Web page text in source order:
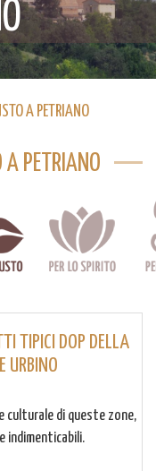
A PETRIANO
A PETRIANO
TIPICI DOP DELLA
URBINO
di queste zone,
indimenticabili.